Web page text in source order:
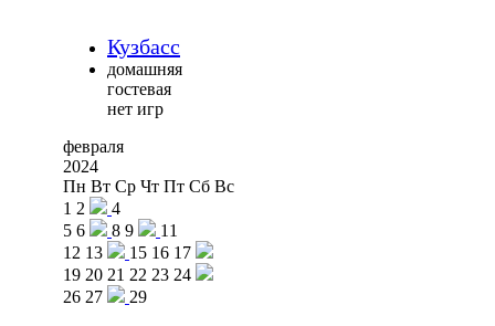
Кузбасс
домашняя
гостевая
нет игр
февраля
2024
Пн Вт Ср Чт Пт Сб Вс
1 2
4
5 6 8 9
11
12 13 15 16 17
19 20 21 22 23 24
26 27 29